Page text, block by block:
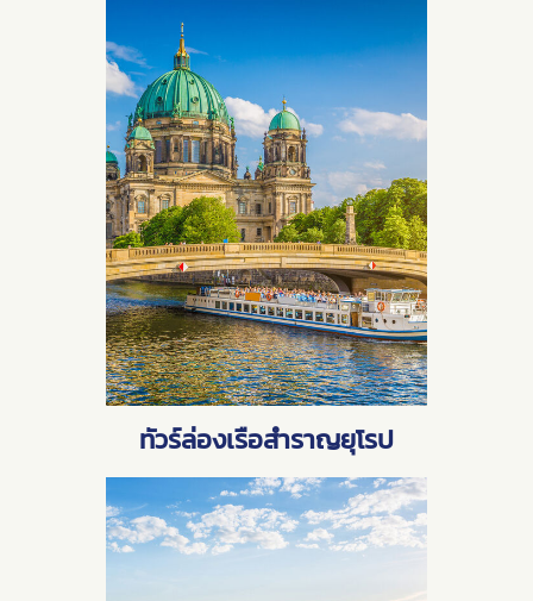
ทัวร์ล่องเรือสำราญยุโรป